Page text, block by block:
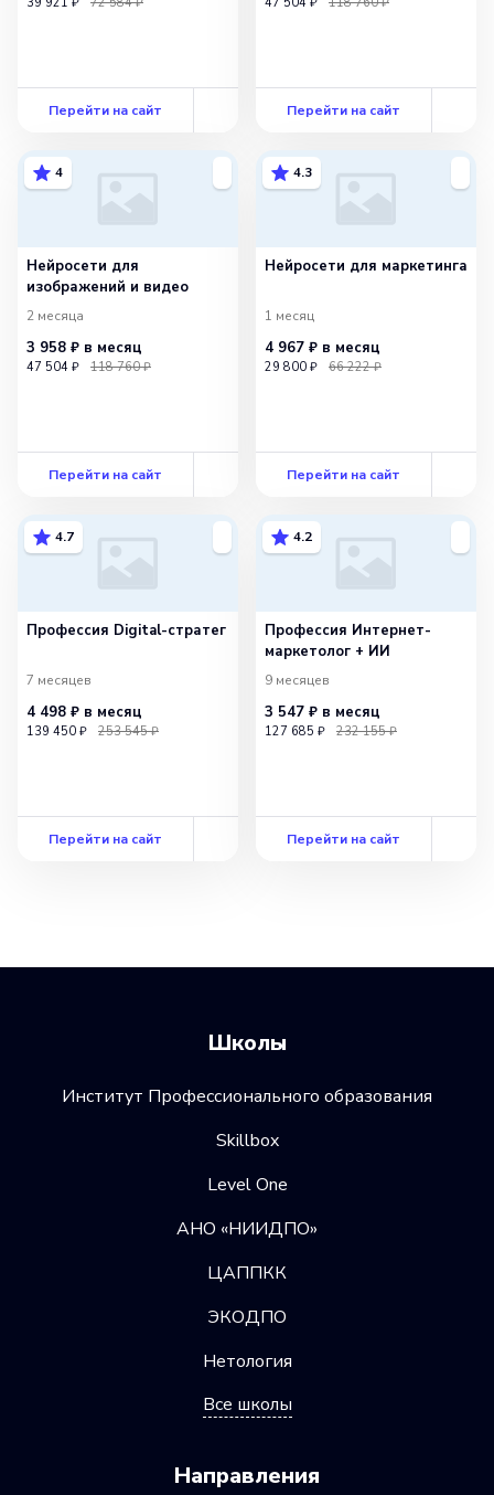
Перейти на сайт Перейти на сайт
4
Нейросети для
изображений и видео
2 месяца
3 958 ₽ в месяц
47 504 ₽ 118 760 ₽
Перейти на сайт
4.3
Нейросети для маркетинга
1 месяц
4 967 ₽ в месяц
29 800 ₽ 66 222 ₽
Перейти на сайт
4.7
Профессия Digital-стратег
7 месяцев
4 498 ₽ в месяц
139 450 ₽ 253 545 ₽
Перейти на сайт
4.2
Профессия Интернет-
маркетолог + ИИ
9 месяцев
3 547 ₽ в месяц
127 685 ₽ 232 155 ₽
Перейти на сайт
Школы
Институт Профессионального образования
Skillbox
Level One
АНО «НИИДПО»
ЦАППКК
ЭКОДПО
Нетология
Все школы
Направления